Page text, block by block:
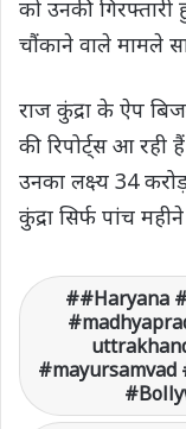
को उनकी
चौंकाने वाले मामले
राज कुंद्रा के ऐप
की रिपोर्ट्स आ रही
उनका लक्ष्य 34
कुंद्रा सिर्फ पांच
#Haryana